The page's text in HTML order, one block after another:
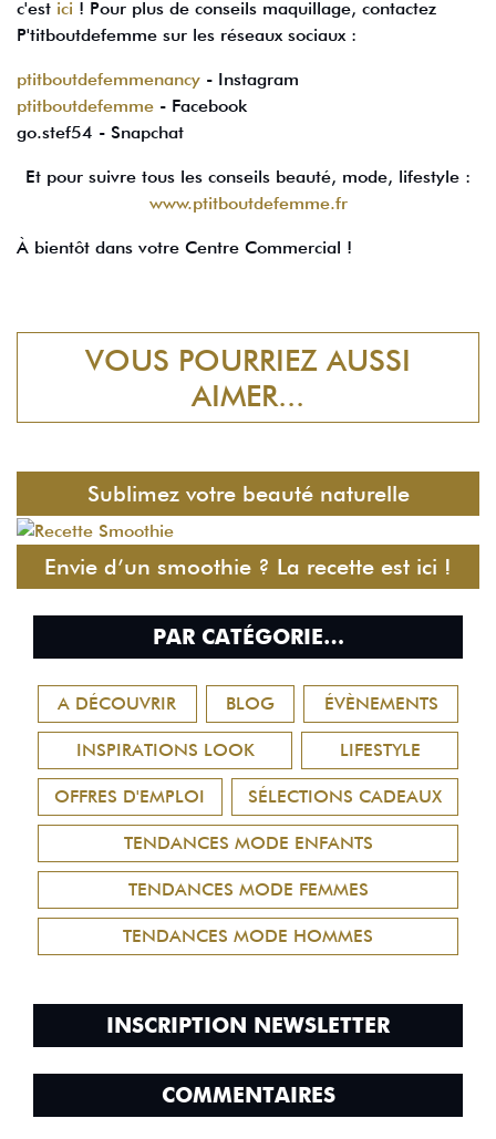
c'est ici ! Pour plus de conseils maquillage, contactez
P'titboutdefemme sur les réseaux sociaux :
ptitboutdefemmenancy - Instagram
ptitboutdefemme - Facebook
go.stef54 - Snapchat
Et pour suivre tous les conseils beauté, mode, lifestyle :
www.ptitboutdefemme.fr
À bientôt dans votre Centre Commercial !
VOUS POURRIEZ AUSSI
AIMER...
Sublimez votre beauté naturelle
Envie d’un smoothie ? La recette est ici !
PAR CATÉGORIE…
A DÉCOUVRIR BLOG ÉVÈNEMENTS
INSPIRATIONS LOOK LIFESTYLE
OFFRES D'EMPLOI SÉLECTIONS CADEAUX
TENDANCES MODE ENFANTS
TENDANCES MODE FEMMES
TENDANCES MODE HOMMES
INSCRIPTION NEWSLETTER
COMMENTAIRES